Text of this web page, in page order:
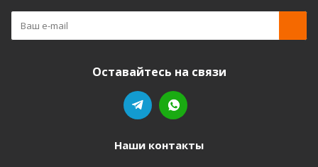
Оставайтесь на связи
Наши контакты